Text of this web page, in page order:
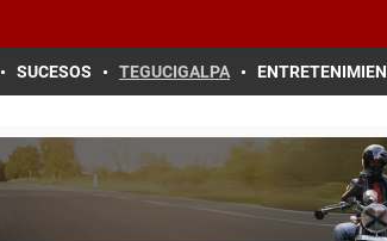
SUCESOS TEGUCIGALPA